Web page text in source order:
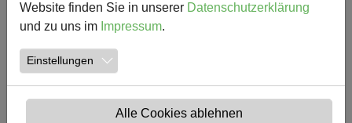
Website finden Sie in unserer Datenschutzerklärung
und zu uns im Impressum.
Einstellungen
Alle Cookies ablehnen